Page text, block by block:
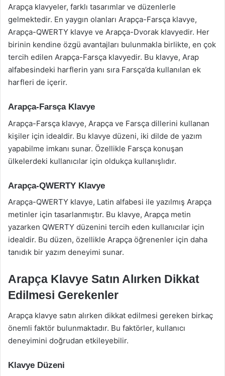
Arapça klavyeler, farklı tasarımlar ve düzenlerle
gelmektedir. En yaygın olanları Arapça-Farsça klavye,
Arapça-QWERTY klavye ve Arapça-Dvorak klavyedir. Her
birinin kendine özgü avantajları bulunmakla birlikte, en çok
tercih edilen Arapça-Farsça klavyedir. Bu klavye, Arap
alfabesindeki harflerin yanı sıra Farsça’da kullanılan ek
harfleri de içerir.
Arapça-Farsça Klavye
Arapça-Farsça klavye, Arapça ve Farsça dillerini kullanan
kişiler için idealdir. Bu klavye düzeni, iki dilde de yazım
yapabilme imkanı sunar. Özellikle Farsça konuşan
ülkelerdeki kullanıcılar için oldukça kullanışlıdır.
Arapça-QWERTY Klavye
Arapça-QWERTY klavye, Latin alfabesi ile yazılmış Arapça
metinler için tasarlanmıştır. Bu klavye, Arapça metin
yazarken QWERTY düzenini tercih eden kullanıcılar için
idealdir. Bu düzen, özellikle Arapça öğrenenler için daha
tanıdık bir yazım deneyimi sunar.
Arapça Klavye Satın Alırken Dikkat
Edilmesi Gerekenler
Arapça klavye satın alırken dikkat edilmesi gereken birkaç
önemli faktör bulunmaktadır. Bu faktörler, kullanıcı
deneyimini doğrudan etkileyebilir.
Klavye Düzeni